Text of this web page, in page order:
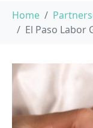
Home
El Paso Labor